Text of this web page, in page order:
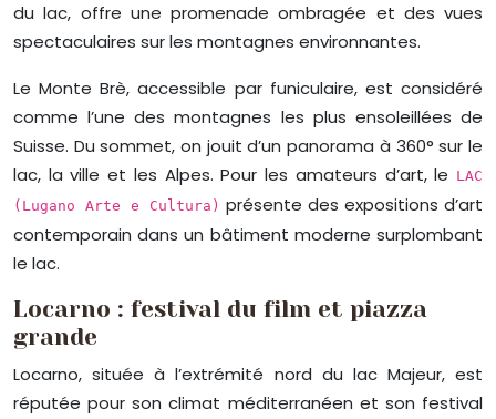
du lac, offre une promenade ombragée et des vues
spectaculaires sur les montagnes environnantes.
Le Monte Brè, accessible par funiculaire, est considéré
comme l’une des montagnes les plus ensoleillées de
Suisse. Du sommet, on jouit d’un panorama à 360° sur le
lac, la ville et les Alpes. Pour les amateurs d’art, le LAC
(Lugano Arte e Cultura) présente des expositions d’art
contemporain dans un bâtiment moderne surplombant
le lac.
Locarno : festival du film et piazza
grande
Locarno, située à l’extrémité nord du lac Majeur, est
réputée pour son climat méditerranéen et son festival